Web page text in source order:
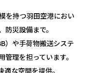
を持つ羽田空港におい
災設備まで。
）や手荷物搬送システ
理を担っています。
な空間を提供。